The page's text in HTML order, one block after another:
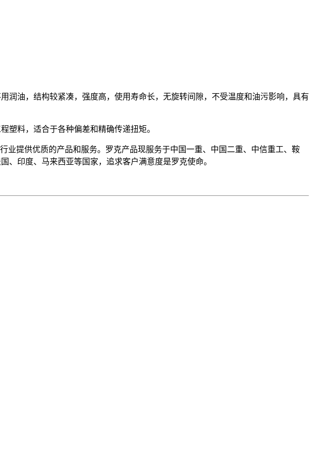
润油，结构较紧凑，强度高，使用寿命长，无旋转间隙，不受温度和油污影响，具有
塑料，适合于各种偏差和精确传递扭矩。
业提供优质的产品和服务。罗克产品现服务于中国一重、中国二重、中信重工、鞍
、印度、马来西亚等国家，追求客户满意度是罗克使命。